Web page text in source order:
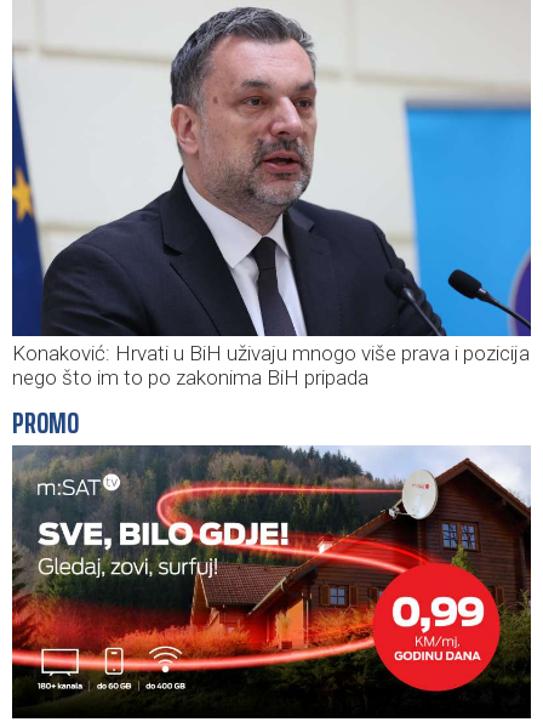
Konaković: Hrvati u BiH uživaju mnogo više prava i pozicija
nego što im to po zakonima BiH pripada
PROMO